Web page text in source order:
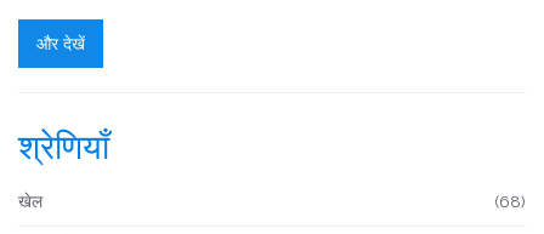
और देखें
श्रेणियाँ
खेल (68)